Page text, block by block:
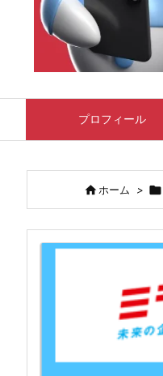
プロフィール
ホーム > 